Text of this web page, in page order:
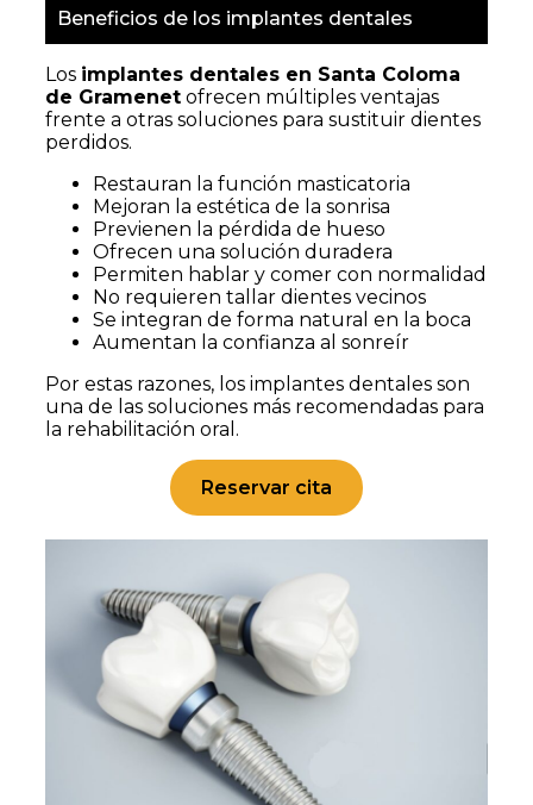
Beneficios de los implantes dentales
Los implantes dentales en Santa Coloma
de Gramenet ofrecen múltiples ventajas
frente a otras soluciones para sustituir dientes
perdidos.
Restauran la función masticatoria
Mejoran la estética de la sonrisa
Previenen la pérdida de hueso
Ofrecen una solución duradera
Permiten hablar y comer con normalidad
No requieren tallar dientes vecinos
Se integran de forma natural en la boca
Aumentan la confianza al sonreír
Por estas razones, los implantes dentales son
una de las soluciones más recomendadas para
la rehabilitación oral.
Reservar cita